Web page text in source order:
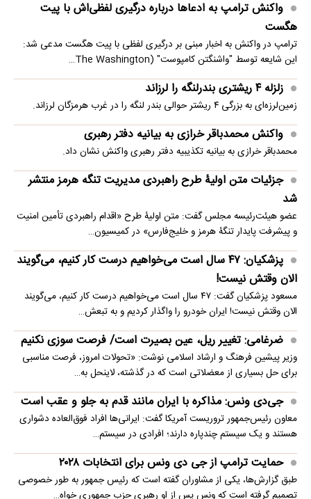
واکنش ترامپ به ادعاها درباره درگیری لفظی‌اش با پیت
هگست
ترامپ در واکنش به اخبار مبنی بر درگیری لفظی با پیت هگست مدعی شد:
این شایعه توسط "واشنگتن کامپوست" (The Washington…
زلزله ۴ ریشتری بندرلنگه را لرزاند
زمین‌لرزه‌ای به بزرگی ۴ ریشتر حوالی بندر لنگه را در غرب هرمزگان لرزاند.
واکنش محمدباقر خرازی به بیانیه دفتر رهبری
محمدباقر خرازی به بیانیه تکذیبیه دفتر رهبری واکنش نشان داد.
جزئیات متن اولیۀ طرح راهبردی مدیریت تنگه هرمز منتشر
شد
عضو هیئت‌رئیسه مجلس گفت: متن اولیۀ طرح «اقدام راهبردی تأمین امنیت
و پیشرفت پایدار تنگۀ هرمز و خلیج‌فارس» در کمیسیون…
پزشکیان: ۴۷ سال است می‌خواهیم درست کار کنیم، می‌گویند
الان وقتش نیست!
مسعود پزشکیان گفت: ۴۷ سال است می‌خواهیم درست کار کنیم، می‌گویند
الان وقتش نیست! ایران خودرو را واگذار کردیم و به تبعش…
ضرغامی: تغییر ریل، عین بصیرت است/ فرصت سوزی نکنیم
وزیر پیشین فرهنگ و ارشاد اسلامی نوشت: «تحولات امروز، فرصت مناسبی
برای حل بسیاری از معضلاتی‌ است که در گذشته، لاینحل به…
جی‌دی ونس: مذاکره با ایران مانند قدم به جلو و عقب است
معاون رئیس‌جمهور تروریست آمریکا گفت: ایرانی‌ها افراد فوق‌العاده دشواری
هستند و یک سیستم چندپاره دارند؛ افرادی در سیستم…
حمایت ترامپ از جی دی ونس برای انتخابات ۲۰۲۸
طبق گزارش‌ها، یکی از مشاوران گفته است که رئیس جمهور به طور خصوصی
تصمیم گرفته است که ونس پس از او رهبری حزب جمهوری خواه…